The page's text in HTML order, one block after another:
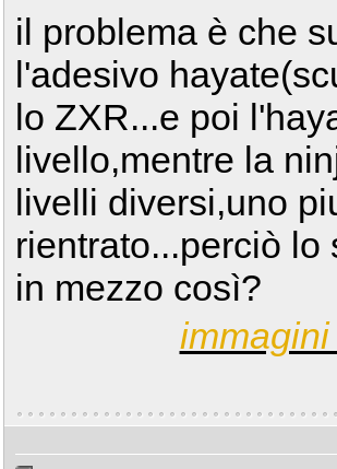
il problema è che
l'adesivo
lo ZXR...e poi
livello,mentre la
livelli diversi,uno
rientrato...perciò lo
in mezzo così?